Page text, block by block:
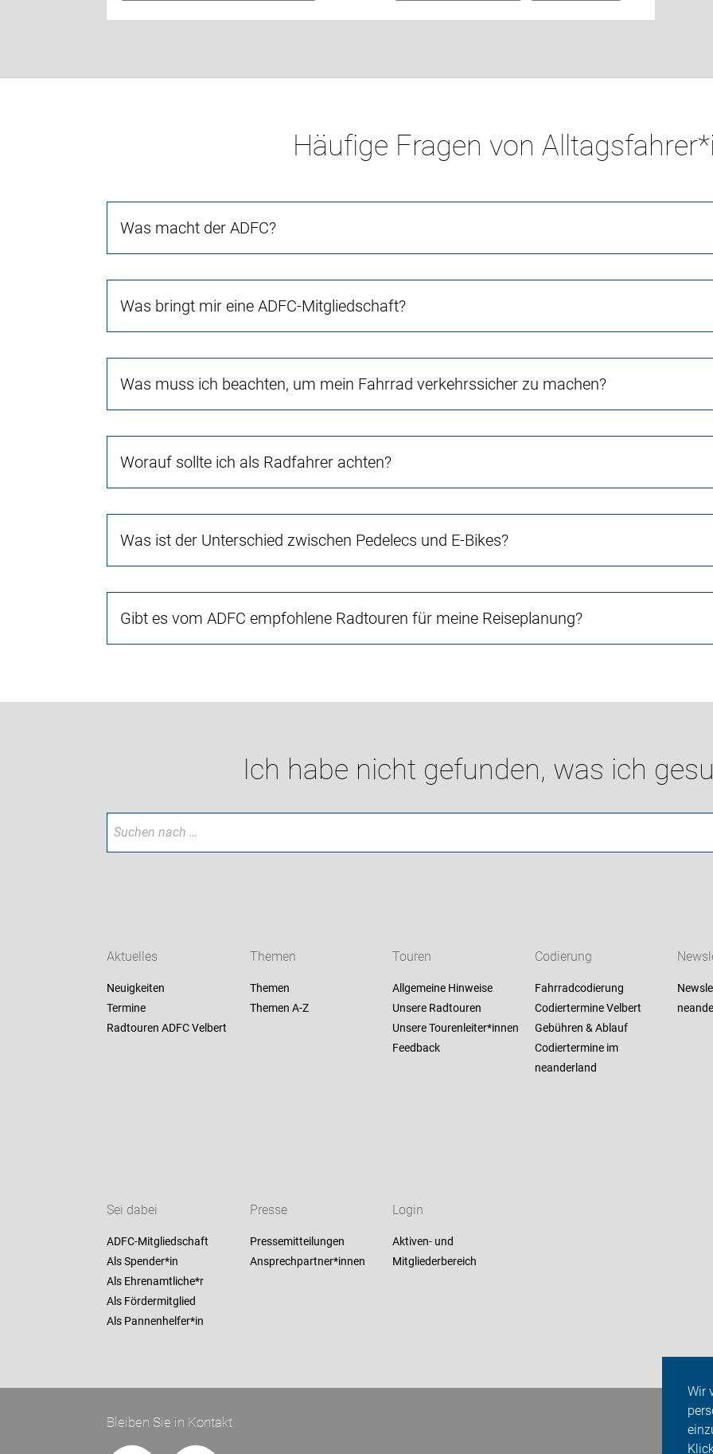
Wir
Häufige Fragen von
Was macht der ADFC?
Was bringt mir eine ADFC-Mitgliedschaft?
Was muss ich beachten, um mein Fahrrad verkehrssicher zu machen?
Worauf sollte ich als Radfahrer achten?
Was ist der Unterschied zwischen Pedelecs und E-Bikes?
Gibt es vom ADFC empfohlene Radtouren für meine Reiseplanung?
Ich habe nicht gefunden, was ich
Aktuelles
Neuigkeiten
Termine
Radtouren ADFC Velbert
Themen
Themen
Themen A-Z
Touren
Allgemeine Hinweise
Unsere Radtouren
Unsere Tourenleiter*innen
Feedback
Codierung
Fahrradcodierung
Codiertermine Velbert
Gebühren & Ablauf
Codiertermine im
neanderland
Sei dabei
ADFC-Mitgliedschaft
Als Spender*in
Als Ehrenamtliche*r
Als Fördermitglied
Als Pannenhelfer*in
Presse
Pressemitteilungen
Ansprechpartner*innen
Login
Aktiven- und
Mitgliederbereich
Bleiben Sie in Kontakt